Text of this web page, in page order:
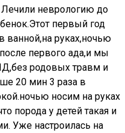
неврологию до
первый год
ванной,на руках,ночью
первого ада,и мы
родовых травм и
20 мин 3 раза в
носим на руках
порода у детей такая и
Уже настроилась на